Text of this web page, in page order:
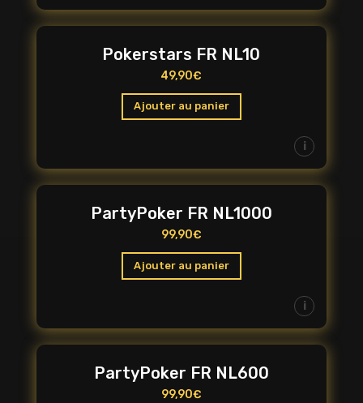
Pokerstars FR NL10
49,90€
Ajouter au panier
i
PartyPoker FR NL1000
99,90€
Ajouter au panier
i
PartyPoker FR NL600
99,90€